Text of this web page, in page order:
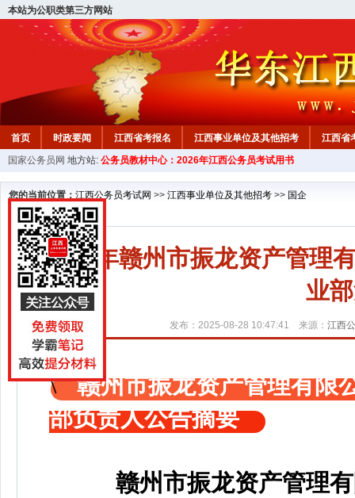
本站为公职类第三方网站
首页 时政要闻 江西省考报名 江西事业单位及其他招考 江西省
教材中心
国家公务员网 地方站: 公务员教材中心：2026年江西公务员考试用书
您的当前位置： 江西公务员考试网 >> 江西事业单位及其他招考 >> 国企
2025年赣州市振龙资产管理
业
发布：2025-08-28 10:47:41 来源： 江西
赣州市振龙资产管理有限
部负责人公告摘要
赣州市振龙资产管理